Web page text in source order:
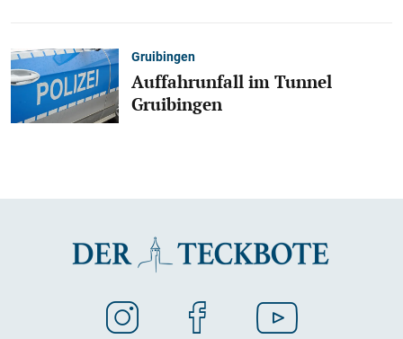
Gruibingen
Auffahrunfall im Tunnel
Gruibingen